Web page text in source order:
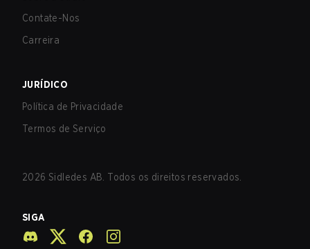
Contate-Nos
Carreira
JURÍDICO
Política de Privacidade
Termos de Serviço
2026 Sidledes AB. Todos os direitos reservados.
SIGA